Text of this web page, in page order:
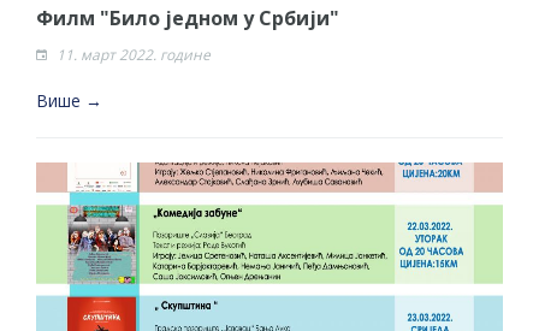
Филм "Било једном у Србији"
11. март 2022. године
Више →